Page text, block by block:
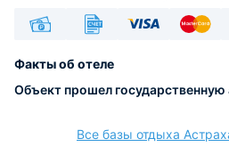
расчёт
Факты об отеле
Объект прошел
Все базы отдыха